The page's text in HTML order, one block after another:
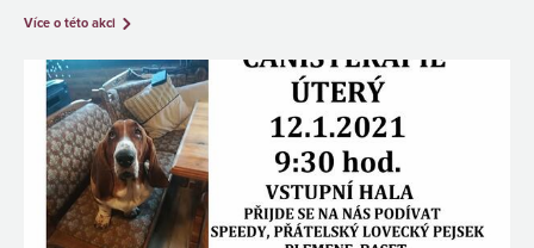
Více o této akci